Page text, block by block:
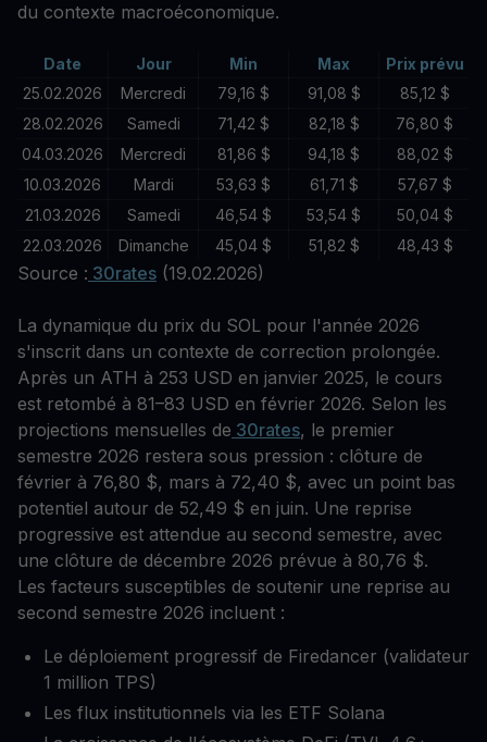
du contexte macroéconomique.
Date Jour Min Max
Prix prévu
25.02.2026
Mercredi 79,16 $ 91,08 $
85,12 $
28.02.2026
Samedi 71,42 $ 82,18 $
76,80 $
04.03.2026
Mercredi 81,86 $ 94,18 $
88,02 $
10.03.2026
Mardi 53,63 $ 61,71 $
57,67 $
21.03.2026
Samedi 46,54 $ 53,54 $
50,04 $
22.03.2026
Dimanche 45,04 $ 51,82 $ 48,43 $
Source : 30rates (19.02.2026)
La dynamique du prix du SOL pour l'année 2026
s'inscrit dans un contexte de correction prolongée.
Après un ATH à 253 USD en janvier 2025, le cours
est retombé à 81–83 USD en février 2026. Selon les
projections mensuelles de 30rates, le premier
semestre 2026 restera sous pression : clôture de
février à 76,80 $, mars à 72,40 $, avec un point bas
potentiel autour de 52,49 $ en juin. Une reprise
progressive est attendue au second semestre, avec
une clôture de décembre 2026 prévue à 80,76 $.
Les facteurs susceptibles de soutenir une reprise au
second semestre 2026 incluent :
Le déploiement progressif de Firedancer (validateur
1 million TPS)
Les flux institutionnels via les ETF Solana